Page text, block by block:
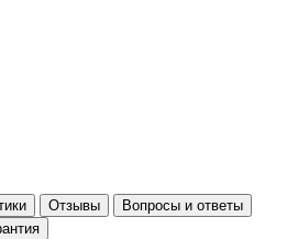
Отзывы
Вопросы и ответы